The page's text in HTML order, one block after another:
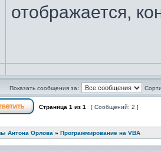
отображается,
Показать сообщения за:
Страница 1 из 1 [ Сообщений: 2 ]
Антона Орлова » Программирование на VBA